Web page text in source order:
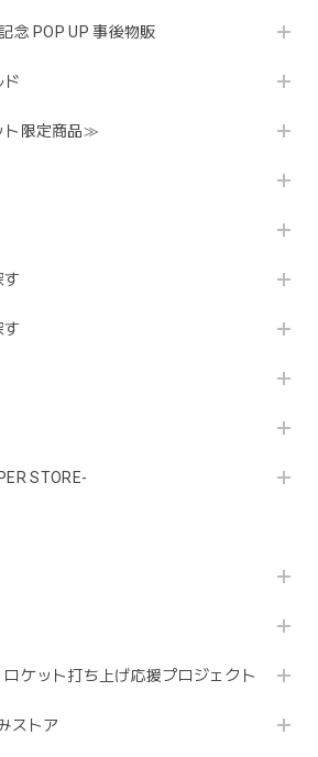
念 POP UP 事後物販
ド
ト限定商品≫
す
す
STORE-
ケット打ち上げ応援プロジェクト
ストア